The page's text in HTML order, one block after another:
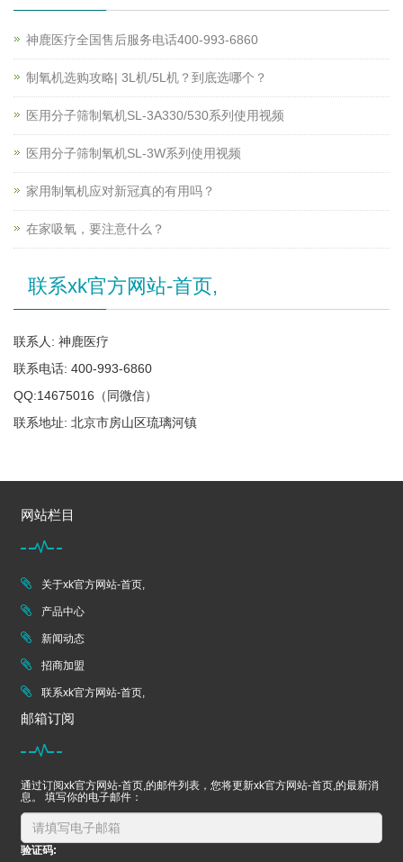
神鹿医疗全国售后服务电话400-993-6860
制氧机选购攻略| 3L机/5L机？到底选哪个？
医用分子筛制氧机SL-3A330/530系列使用视频
医用分子筛制氧机SL-3W系列使用视频
家用制氧机应对新冠真的有用吗？
在家吸氧，要注意什么？
联系xk官方网站-首页,
联系人: 神鹿医疗
联系电话: 400-993-6860
QQ:14675016（同微信）
联系地址: 北京市房山区琉璃河镇
网站栏目
关于xk官方网站-首页,
产品中心
新闻动态
招商加盟
联系xk官方网站-首页,
邮箱订阅
通过订阅xk官方网站-首页,的邮件列表，您将更新xk官方网站-首页,的最新消
息。 填写你的电子邮件：
验证码: